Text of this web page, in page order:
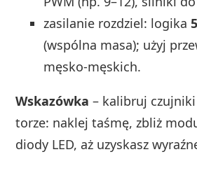
zasilanie rozdziel: logika
(wspólna masa); użyj
męsko‑męskich.
Wskazówka – kalibruj
torze: naklej taśmę, zbliż
diody LED, aż uzyskasz